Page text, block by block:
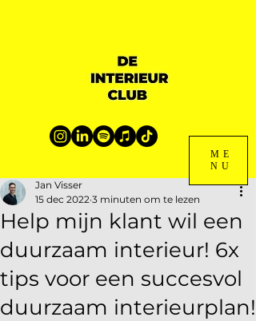
ME
NU
Help mijn klant wil een
duurzaam interieur! 6x
tips voor een succesvol
duurzaam interieurplan!
Jan Visser
15 dec 2022 3 minuten om te lezen